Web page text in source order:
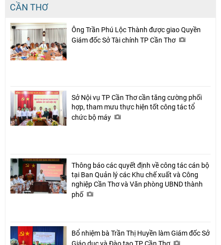
CẦN THƠ
Ông Trần Phú Lộc Thành được giao Quyền
Giám đốc Sở Tài chính TP Cần Thơ
Sở Nội vụ TP Cần Thơ cần tăng cường phối
hợp, tham mưu thực hiện tốt công tác tổ
chức bộ máy
Thông báo các quyết định về công tác cán bộ
tại Ban Quản lý các Khu chế xuất và Công
nghiệp Cần Thơ và Văn phòng UBND thành
phố
Bổ nhiệm bà Trần Thị Huyền làm Giám đốc Sở